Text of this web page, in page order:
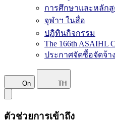
การศึกษาและหลักสู
จุฬาฯ ในสื่อ
ปฏิทินกิจกรรม
The 166th ASAIHL
ประกาศจัดซื้อจัดจ้าง
On TH
ตัวช่วยการเข้าถึง